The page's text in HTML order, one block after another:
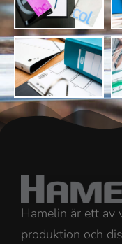
Hamelin är ett av
produktion och